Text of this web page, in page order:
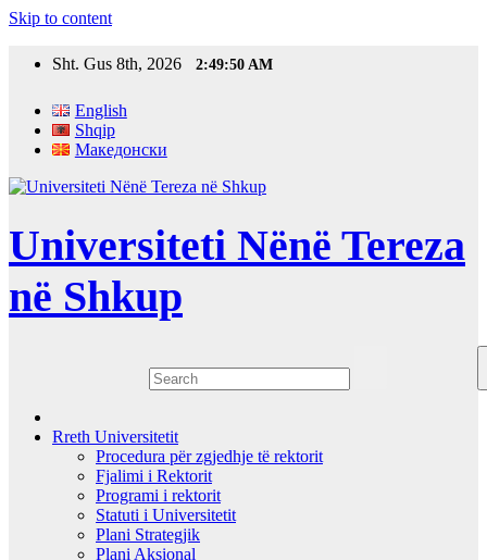
Skip to content
Sht. Gus 8th, 2026 2:49:51 AM
English
Shqip
Македонски
Universiteti Nënë Tereza
në Shkup
Rreth Universitetit
Procedura për zgjedhje të rektorit
Fjalimi i Rektorit
Programi i rektorit
Statuti i Universitetit
Plani Strategjik
Plani Aksional